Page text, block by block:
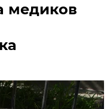
медиков